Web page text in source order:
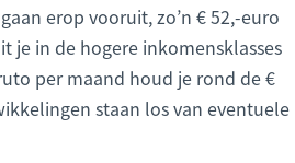
erop vooruit, zo’n € 52,-euro
je in de hogere inkomensklasses
per maand houd je rond de €
staan los van eventuele